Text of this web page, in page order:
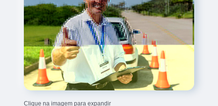
Clique na imagem para expandir